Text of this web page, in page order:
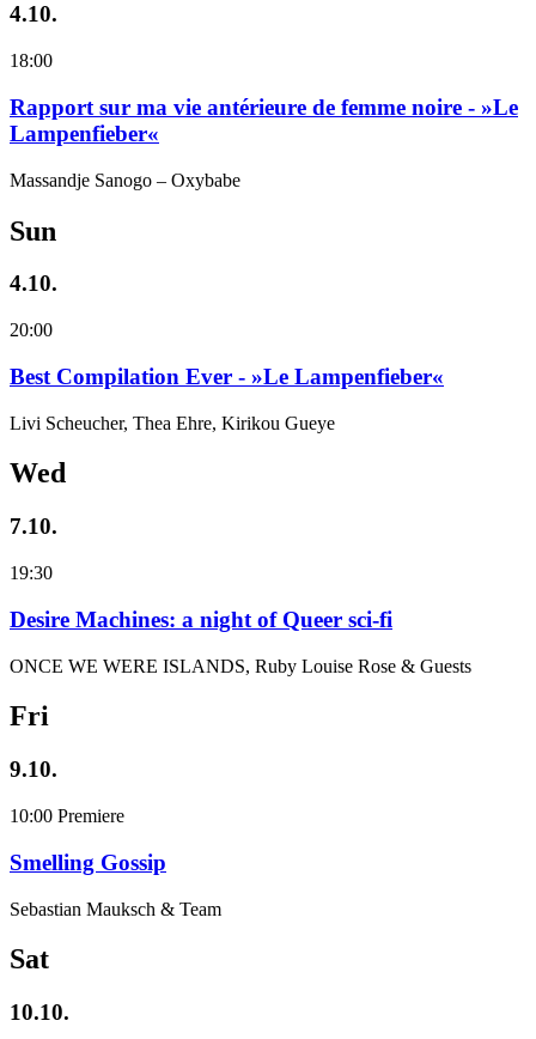
4.10.
18:00
Rapport sur ma vie antérieure de femme noire - »Le
Lampenfieber«
Massandje Sanogo – Oxybabe
Sun
4.10.
20:00
Best Compilation Ever - »Le Lampenfieber«
Livi Scheucher, Thea Ehre, Kirikou Gueye
Wed
7.10.
19:30
Desire Machines: a night of Queer sci-fi
ONCE WE WERE ISLANDS, Ruby Louise Rose & Guests
Fri
9.10.
10:00 Premiere
Smelling Gossip
Sebastian Mauksch & Team
Sat
10.10.